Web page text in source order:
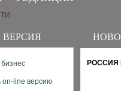
РОССИЯ